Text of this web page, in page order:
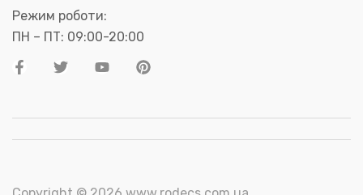
Режим роботи:
ПН – ПТ: 09:00-20:00